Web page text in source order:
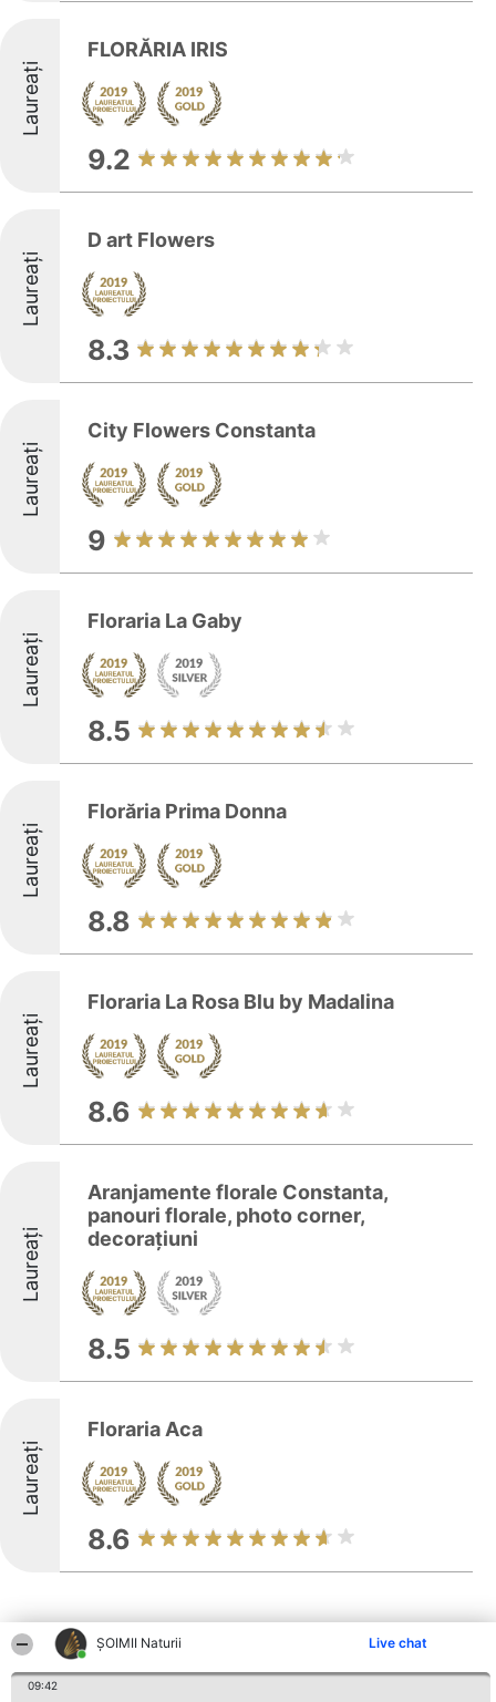
ŞOIMII Naturii Live chat
09:42
Laureați
FLORĂRIA IRIS
9.2
Laureați
D art Flowers
8.3
Laureați
City Flowers Constanta
9
Laureați
Floraria La Gaby
8.5
Laureați
Florăria Prima Donna
8.8
Laureați
Floraria La Rosa Blu by Madalina
8.6
Laureați
Aranjamente florale Constanta,
panouri florale, photo corner,
decorațiuni
8.5
Laureați
Floraria Aca
8.6
Alte firme din zonă